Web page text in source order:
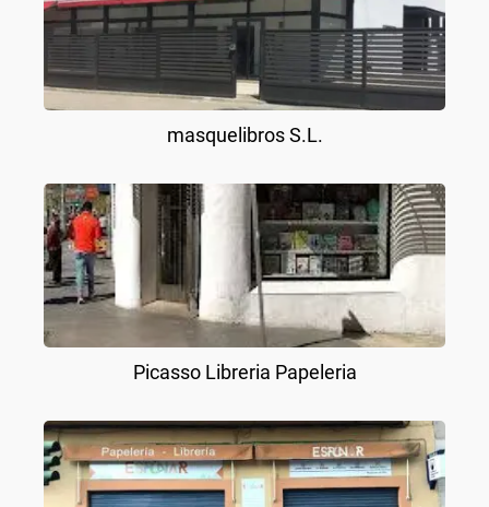
masquelibros S.L.
Picasso Libreria Papeleria